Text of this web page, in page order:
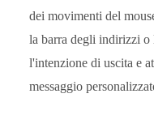
dei movimenti del
la barra degli indirizzi o
l'intenzione di uscita e
messaggio